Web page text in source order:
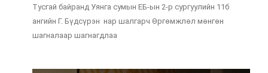
Тусгай байранд Уянга сумын ЕБ-ын 2-р сургуулийн 11б
ангийн Г. Бүдсүрэн нар шалгарч Өргөмжлөл мөнгөн
шагналаар шагнагдлаа